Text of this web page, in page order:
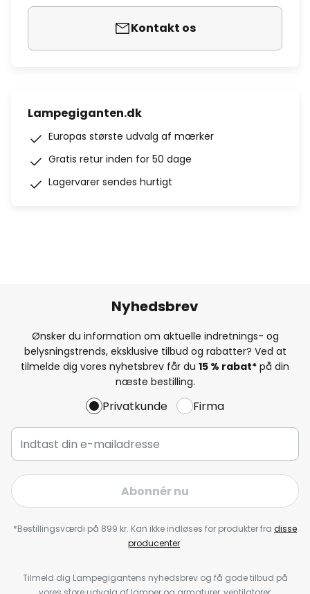
Kontakt os
Lampegiganten.dk
Europas største udvalg af mærker
Gratis retur inden for 50 dage
Lagervarer sendes hurtigt
Nyhedsbrev
Ønsker du information om aktuelle indretnings- og
belysningstrends, eksklusive tilbud og rabatter? Ved at
tilmelde dig vores nyhetsbrev får du 15 % rabat* på din
næste bestilling.
Privatkunde Firma
Abonnér nu
*Bestillingsværdi på 899 kr. Kan ikke indløses for produkter fra disse
producenter.
Tilmeld dig Lampegigantens nyhedsbrev og få gode tilbud på